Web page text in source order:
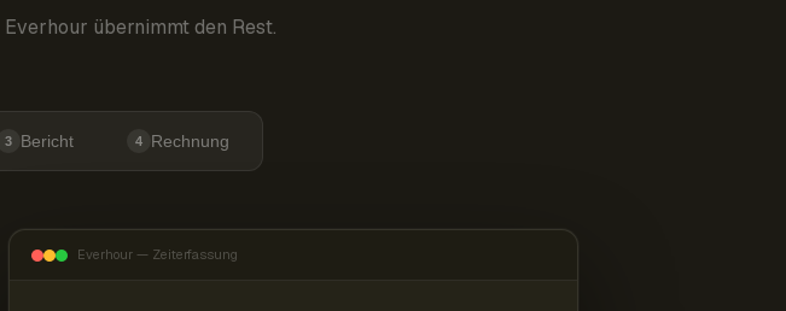
übernimmt den Rest.
3 Bericht 4 Rechnung
Everhour — Zeiterfassung